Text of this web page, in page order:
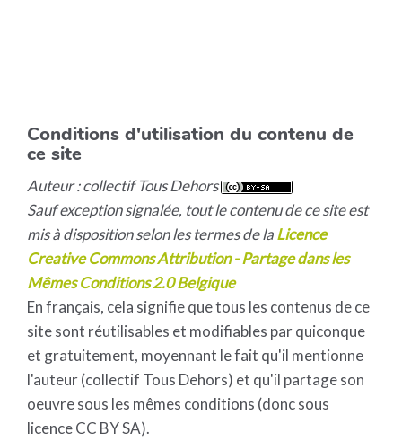
Conditions d'utilisation du contenu de
ce site
Auteur : collectif Tous Dehors
Sauf exception signalée, tout le contenu de ce site est
mis à disposition selon les termes de laLicence
Creative Commons Attribution - Partage dans les
Mêmes Conditions 2.0 Belgique
En français, cela signifie que tous les contenus de ce
site sont réutilisables et modifiables par quiconque
et gratuitement, moyennant le fait qu'il mentionne
l'auteur (collectif Tous Dehors) et qu'il partage son
oeuvre sous les mêmes conditions (donc sous
licence CC BY SA).